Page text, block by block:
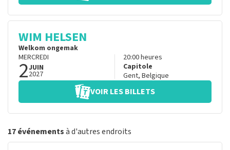
WIM HELSEN
Welkom ongemak
MERCREDI
2JUIN
2027
20:00heures
Capitole
Gent, Belgique
VOIR LES BILLETS
17 événementsà d'autres endroits